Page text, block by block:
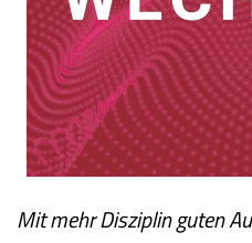
Mit mehr Disziplin guten